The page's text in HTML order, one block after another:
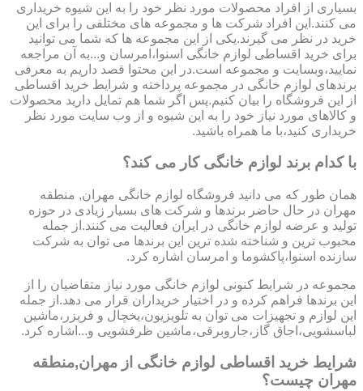
بسیاری از افراد محصولات مورد نظر خود را به این شیوه خریداری
می کنند.این افراد شرکت ها و مجموعه های مختلفی را برای این
خرید در نظر می گیرند.یکی از این مجموعه ها که شما می توانید
برای خرید اقساطی لوازم خانگی اسنوا،امرسان و...به آن مراجعه
نمایید،وبسایت و مجموعه است.در این محتوا قصد داریم به معرفی
برندهای لوازم خانگی در مجموعه پرداخته و شرایط خرید اقساطی
از این فروشگاه را بیان کنیم.پس اگر شما هم تمایل دارید محصولات
و کالاهای مورد نیاز خود را به این شیوه و از وب سایت مورد نظر
خریداری کنید،با ما همراه باشید.
با کدام برند لوازم خانگی کار می کند؟
همان طور که می دانید فروشگاه لوازم خانگی مهران, منطقه
مهران در حال حاضر برندها و شرکت های بسیار زیادی در حوزه
تولید و عرضه لوازم خانگی در ایران فعالیت می کنند.از جمله
محبوب ترین و شناخته شده ترین این برندها می توان به شرکت
سازنده اسنوا،پاکشوما و امرسان اشاره کرد.
مجموعه در شرایط کنونی لوازم خانگی مورد نیاز متقاضیان را از
این برندها فراهم کرده و در اختیار خریداران قرار می دهد.از جمله
این لوازم و تجهیزات می توان به تلویزیون،یخچال و فریزر،ماشین
لباسشویی،اجاق گاز،جاروبرقی،ماشین ظرفشویی و...اشاره کرد.
شرایط خرید اقساطی لوازم خانگی از مهران,منطقه
مهران چیست؟